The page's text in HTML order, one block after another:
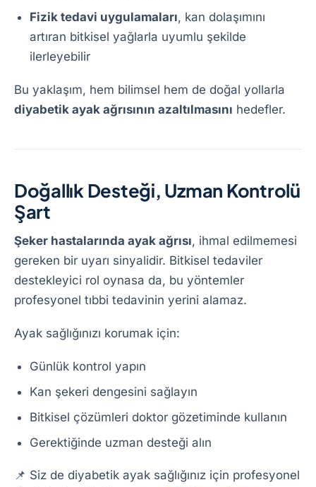
Fizik tedavi uygulamaları, kan dolaşımını
artıran bitkisel yağlarla uyumlu şekilde
ilerleyebilir
Bu yaklaşım, hem bilimsel hem de doğal yollarla
diyabetik ayak ağrısının azaltılmasını hedefler.
Doğallık Desteği, Uzman Kontrolü
Şart
Şeker hastalarında ayak ağrısı, ihmal edilmemesi
gereken bir uyarı sinyalidir. Bitkisel tedaviler
destekleyici rol oynasa da, bu yöntemler
profesyonel tıbbi tedavinin yerini alamaz.
Ayak sağlığınızı korumak için:
Günlük kontrol yapın
Kan şekeri dengesini sağlayın
Bitkisel çözümleri doktor gözetiminde kullanın
Gerektiğinde uzman desteği alın
📌 Siz de diyabetik ayak sağlığınız için profesyonel